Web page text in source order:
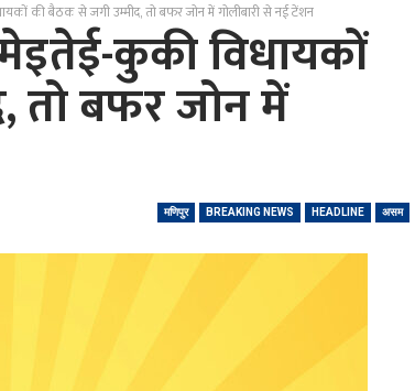
की बैठक से जगी उम्मीद, तो बफर जोन में गोलीबारी से नई टेंशन
कुकी विधायकों
तो बफर जोन में
मणिपुर BREAKING NEWS HEADLINE असम